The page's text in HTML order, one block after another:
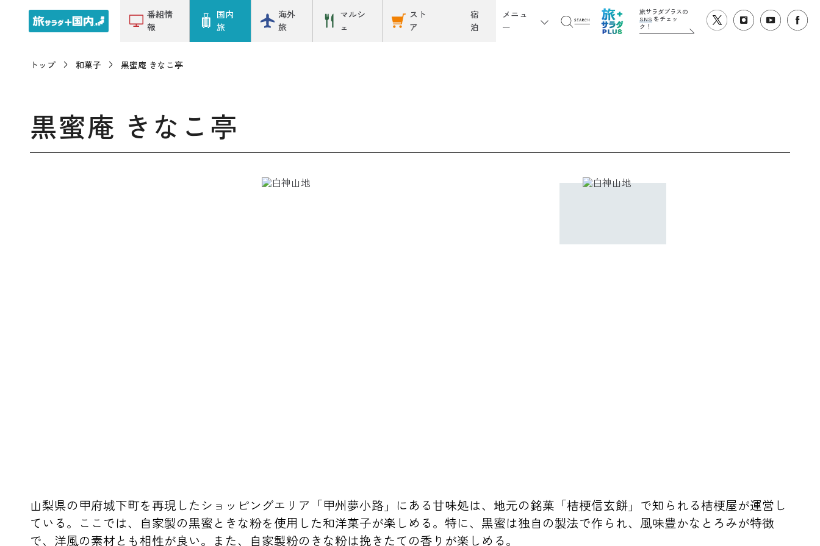
番組情
報
国内
旅
海外
旅
マルシ
ェ
スト
ア
宿
泊
メニュ
ー
旅サラダプラスの
SNSをチェッ
ク！
トップ 和菓子 黒蜜庵 きなこ亭
黒蜜庵 きなこ亭
山梨県の甲府城下町を再現したショッピングエリア「甲州夢小路」にある甘味処は、地元の銘菓「桔梗信玄餅」で知られる桔梗屋が運営し
ている。ここでは、自家製の黒蜜ときな粉を使用した和洋菓子が楽しめる。特に、黒蜜は独自の製法で作られ、風味豊かなとろみが特徴
で、洋風の素材とも相性が良い。また、自家製粉のきな粉は挽きたての香りが楽しめる。